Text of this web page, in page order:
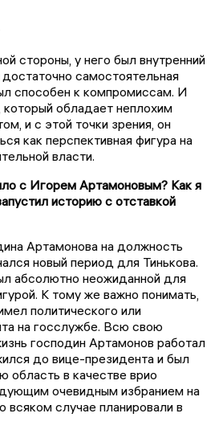
стороны, у него был внутренний
самостоятельная
способен к компромиссам. И
который обладает неплохим
и с этой точки зрения, он
как перспективная фигура на
власти.
с Игорем Артамоновым? Как я
историю с отставкой
Артамонова на должность
новый период для Тинькова.
абсолютно неожиданной для
К тому же важно понимать,
политического или
на госслужбе. Всю свою
господин Артамонов работал
до вице-президента и был
область в качестве врио
очевидным избранием на
всяком случае планировали в